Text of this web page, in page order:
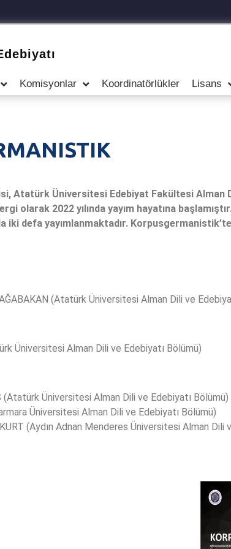
Komisyonlar Koordinatörlükler Lisans
Atatürk Üniversitesi Edebiyat Fakültesi Alman
olarak 2022 yılında yayım hayatına
iki defa yayımlanmaktadır.
(Atatürk Üniversitesi Alman Dili ve
Üniversitesi Alman Dili ve Edebiyatı Bölümü)
(Atatürk Üniversitesi Alman Dili ve Edebiyatı Bölümü)
Üniversitesi Alman Dili ve Edebiyatı Bölümü)
(Aydın Adnan Menderes Üniversitesi Alman Dili